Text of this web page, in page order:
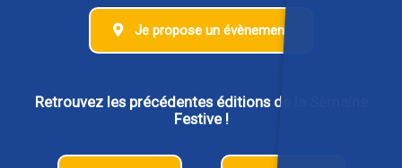
Je propose un évènement
Retrouvez les précédentes éditions de la Semaine
Festive !